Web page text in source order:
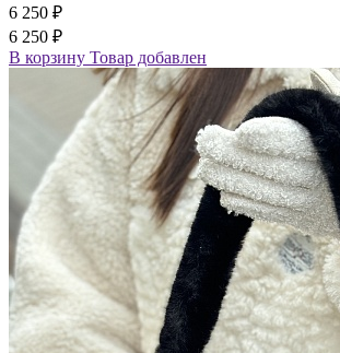
6 250 ₽
6 250 ₽
В корзину Товар добавлен